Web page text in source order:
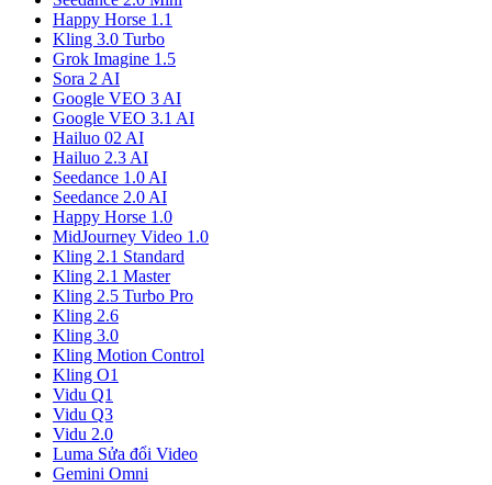
Happy Horse 1.1
Kling 3.0 Turbo
Grok Imagine 1.5
Sora 2 AI
Google VEO 3 AI
Google VEO 3.1 AI
Hailuo 02 AI
Hailuo 2.3 AI
Seedance 1.0 AI
Seedance 2.0 AI
Happy Horse 1.0
MidJourney Video 1.0
Kling 2.1 Standard
Kling 2.1 Master
Kling 2.5 Turbo Pro
Kling 2.6
Kling 3.0
Kling Motion Control
Kling O1
Vidu Q1
Vidu Q3
Vidu 2.0
Luma Sửa đổi Video
Gemini Omni